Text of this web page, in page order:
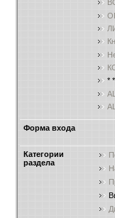
*
Форма входа
Категории
раздела